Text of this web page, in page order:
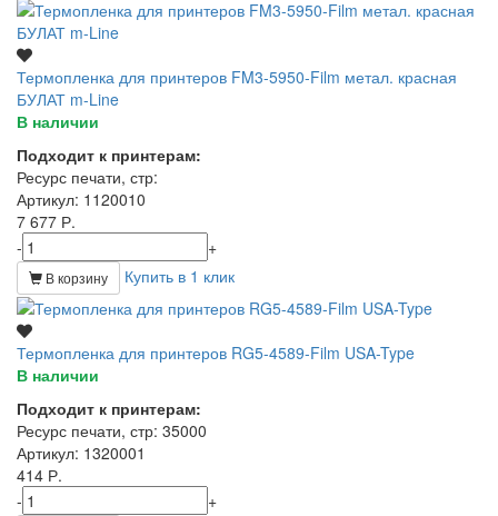
Термопленка для принтеров FM3-5950-Film метал. красная
БУЛАТ m-Line
В наличии
Подходит к принтерам:
Ресурс печати, стр:
Артикул: 1120010
7 677 Р.
-
+
В корзину Купить в 1 клик
Термопленка для принтеров RG5-4589-Film USA-Type
В наличии
Подходит к принтерам:
Ресурс печати, стр: 35000
Артикул: 1320001
414 Р.
-
+